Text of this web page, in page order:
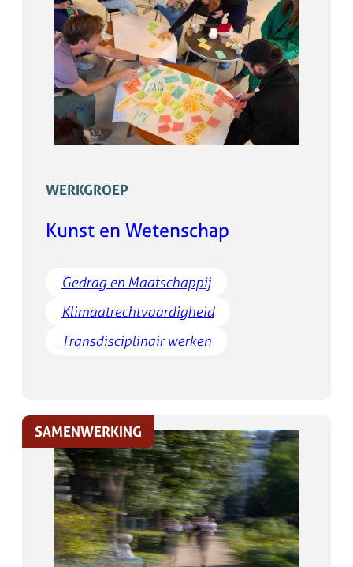
WERKGROEP
Kunst en Wetenschap
Gedrag en Maatschappij
Klimaatrechtvaardigheid
Transdisciplinair werken
SAMENWERKING